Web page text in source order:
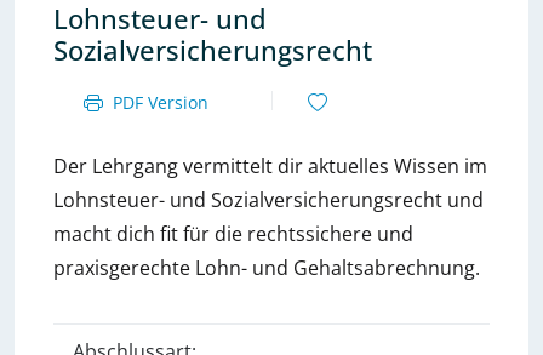
Lohnsteuer- und
Sozialversicherungsrecht
PDF Version
Der Lehrgang vermittelt dir aktuelles Wissen im
Lohnsteuer- und Sozialversicherungsrecht und
macht dich fit für die rechtssichere und
praxisgerechte Lohn- und Gehaltsabrechnung.